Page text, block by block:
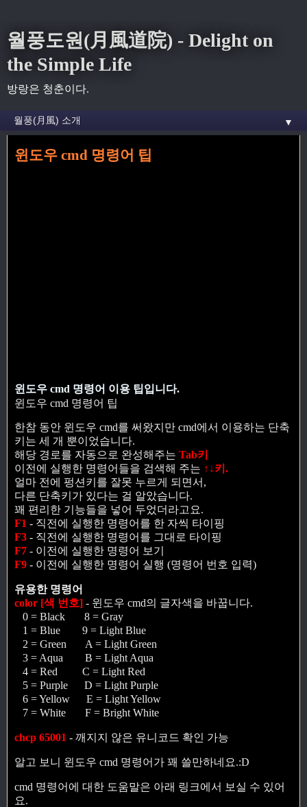
월풍도원(月風道院) - Delight on
the Simple Life
방랑은 청춘이다.
▼
홈»windows»윈도우 cmd 명령어 팁
윈도우 cmd 명령어 팁
윈도우 cmd 명령어 이용 팁입니다.
윈도우 cmd 명령어 팁
한참 동안 윈도우 cmd를 써왔지만 cmd에서 이용하는 단축
키는 세 개 뿐이었습니다.
해당 경로를 자동으로 완성해주는 Tab키
이전에 실행한 명령어들을 검색해 주는 ↑↓키.
얼마 전에 펑션키를 잘못 누르게 되면서,
다른 단축키가 있다는 걸 알았습니다.
꽤 편리한 기능들을 넣어 두었더라고요.
F1 - 직전에 실행한 명령어를 한 자씩 타이핑
F3 - 직전에 실행한 명령어를 그대로 타이핑
F7 - 이전에 실행한 명령어 보기
F9 - 이전에 실행한 명령어 실행 (명령어 번호 입력)
유용한 명령어
color [색 번호] - 윈도우 cmd의 글자색을 바꿉니다.
0 = Black 8 = Gray
1 = Blue 9 = Light Blue
2 = Green A = Light Green
3 = Aqua B = Light Aqua
4 = Red C = Light Red
5 = Purple D = Light Purple
6 = Yellow E = Light Yellow
7 = White F = Bright White
chcp 65001 - 깨지지 않은 유니코드 확인 가능
알고 보니 윈도우 cmd 명령어가 꽤 쓸만하네요.:D
cmd 명령어에 대한 도움말은 아래 링크에서 보실 수 있어
요.